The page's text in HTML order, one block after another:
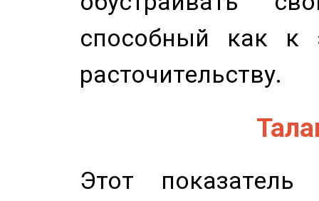
способный как к
расточительству.
Этот показатель